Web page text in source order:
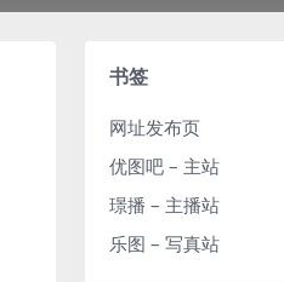
书签
网址发布页
优图吧 – 主站
璟播 – 主播站
乐图 – 写真站